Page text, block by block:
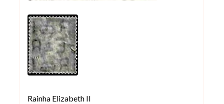
Rainha Elizabeth II